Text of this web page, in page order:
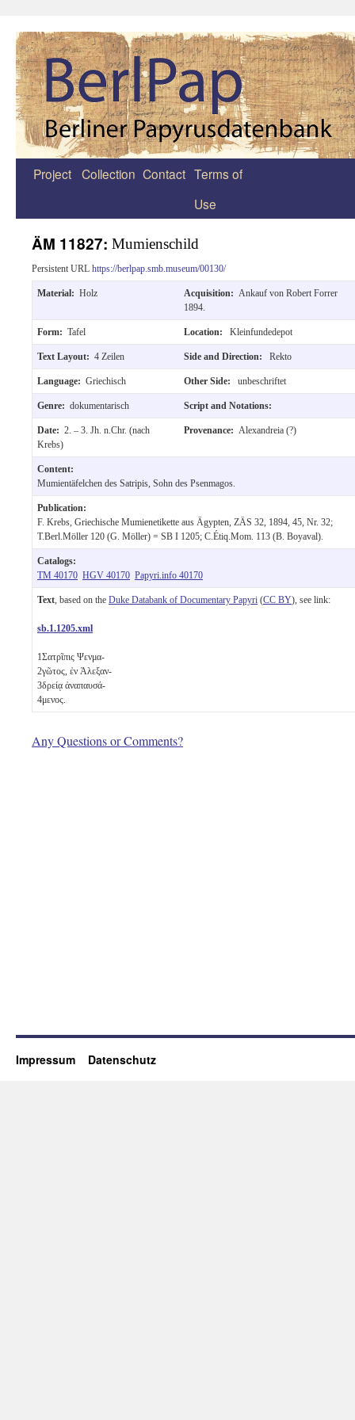
Zum
springen
Project Collection Contact Terms of
Use
ÄM 11827: Mumienschild
Persistent URL https://berlpap.smb.museum/00130/
Material: Holz Acquisition: Ankauf von Robert Forrer
1894.
Form: Tafel Location: Kleinfundedepot
Text Layout: 4 Zeilen Side and Direction: Rekto
Language: Griechisch Other Side: unbeschriftet
Genre: dokumentarisch Script and Notations:
Date: 2. – 3. Jh. n.Chr. (nach
Krebs)
Provenance: Alexandreia (?)
Content:
Mumientäfelchen des Satripis, Sohn des Psenmagos.
Publication:
F. Krebs, Griechische Mumienetikette aus Ägypten, ZÄS 32, 1894, 45, Nr. 32;
T.Berl.Möller 120 (G. Möller) = SB I 1205; C.Étiq.Mom. 113 (B. Boyaval).
Catalogs:
TM 40170 HGV 40170 Papyri.info 40170
Text , based on the Duke Databank of Documentary Papyri (CC BY), see link:
sb.1.1205.xml
1Σατρῖπις Ψενμα-
2γῶτος, ἐν Ἀλεξαν-
3δρείᾳ ἀναπαυσά-
4μενος.
Any Questions or Comments?
Impressum Datenschutz